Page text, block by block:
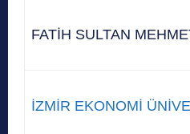
FATİH SULTAN
İZMİR EKONOMİ